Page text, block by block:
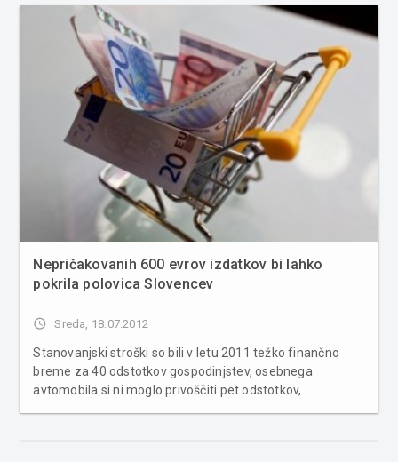
Nepričakovanih 600 evrov izdatkov bi lahko
pokrila polovica Slovencev
access_time Sreda, 18.07.2012
Stanovanjski stroški so bili v letu 2011 težko finančno
breme za 40 odstotkov gospodinjstev, osebnega
avtomobila si ni moglo privoščiti pet odstotkov,